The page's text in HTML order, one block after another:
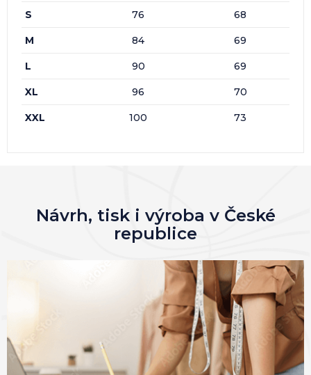
S 76 68
M 84 69
L 90 69
XL 96 70
XXL 100 73
Návrh, tisk i výroba v České
republice